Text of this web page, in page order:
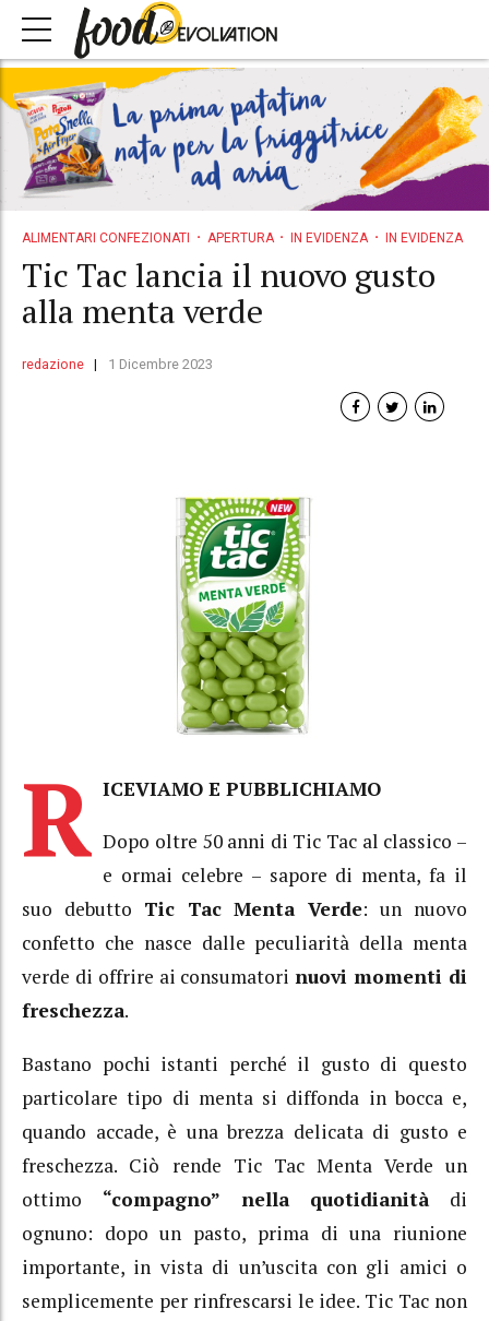
ALIMENTARI CONFEZIONATI APERTURA IN EVIDENZA IN EVIDENZA
Tic Tac lancia il nuovo gusto
alla menta verde
redazione 1 Dicembre 2023
R ICEVIAMO E PUBBLICHIAMO
Dopo oltre 50 anni di Tic Tac al classico –
e ormai celebre – sapore di menta, fa il
suo debutto Tic Tac Menta Verde: un nuovo
confetto che nasce dalle peculiarità della menta
verde di offrire ai consumatorinuovi momenti di
freschezza.
Bastano pochi istanti perché il gusto di questo
particolare tipo di menta si diffonda in bocca e,
quando accade, è una brezza delicata di gusto e
freschezza. Ciò rende Tic Tac Menta Verde un
ottimo “compagno” nella quotidianità di
ognuno: dopo un pasto, prima di una riunione
importante, in vista di un’uscita con gli amici o
semplicemente per rinfrescarsi le idee. Tic Tac non